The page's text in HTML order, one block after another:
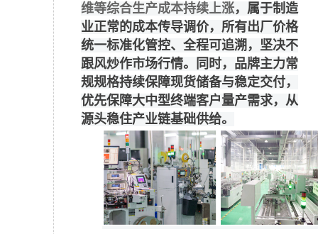
维等综合生产成本持续上涨，属于制造
业正常的成本传导调价，所有出厂价格
统一标准化管控、全程可追溯，坚决不
跟风炒作市场行情。同时，品牌主力常
规规格持续保障现货储备与稳定交付，
优先保障大中型终端客户量产需求，从
源头稳住产业链基础供给。